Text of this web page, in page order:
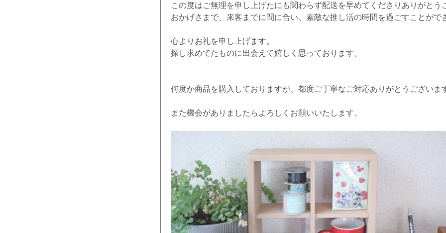
この度はご無理を申し上げたにも関わらず配送を早めてくださりありがとう
おかげさまで、来客までに間に合い、素敵な推し活の時間を過ごすことがで
心よりお礼を申し上げます。
探し求めてたものに出会えて嬉しく思っております。
何度か商品を購入しておりますが、都度ご丁寧なご対応ありがとうございま
また機会がありましたらよろしくお願いいたします。